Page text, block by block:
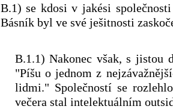
B.1) se kdosi v jakési
Básník byl ve své ješitnosti
B.1.1) Nakonec však, s jistou
"Píšu o jednom z
lidmi." Společností se
večera stal intelektuálním